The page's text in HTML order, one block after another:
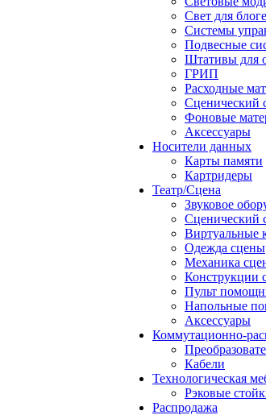
Свет для
Системы
Подвесные
Штативы для
ГРИП
Расходные
Сценический
Фоновые
Аксессуары
Носители данных
Карты памяти
Картридеры
Театр/Сцена
Звуковое
Сценический
Виртуальные
Одежда сцены
Механика
Конструкции
Пульт
Напольные
Аксессуары
Коммутационно-
Кабели
Технологическая
Рэковые
Распродажа